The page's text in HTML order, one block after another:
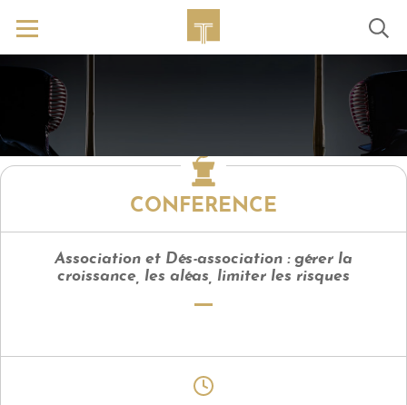
CONFERENCE
Association et Dés-association : gérer la
croissance, les aléas, limiter les risques